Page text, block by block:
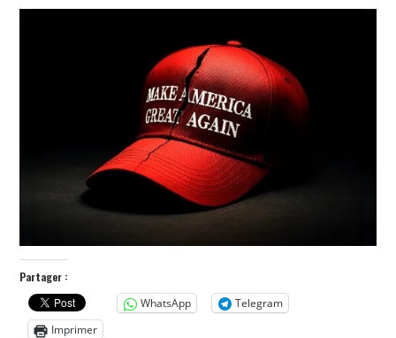
JURIDIQUE
Partager :
WhatsApp
Telegram
Imprimer